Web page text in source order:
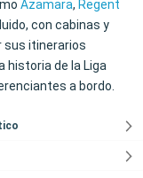
Azamara, Regent
con cabinas y
sus itinerarios
historia de la Liga
a bordo.